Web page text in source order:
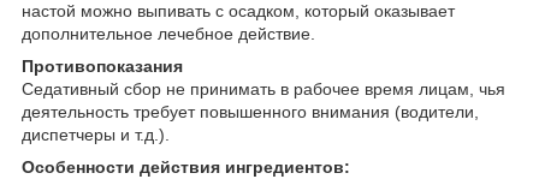
настой можно выпивать с осадком, который оказывает
дополнительное лечебное действие.
Противопоказания
Седативный сбор не принимать в рабочее время лицам, чья
деятельность требует повышенного внимания (водители,
диспетчеры и т.д.).
Особенности действия ингредиентов: